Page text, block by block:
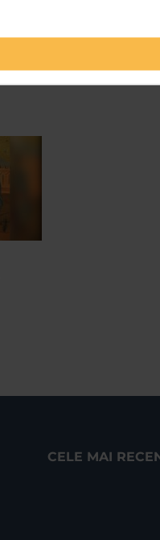
CELE MAI